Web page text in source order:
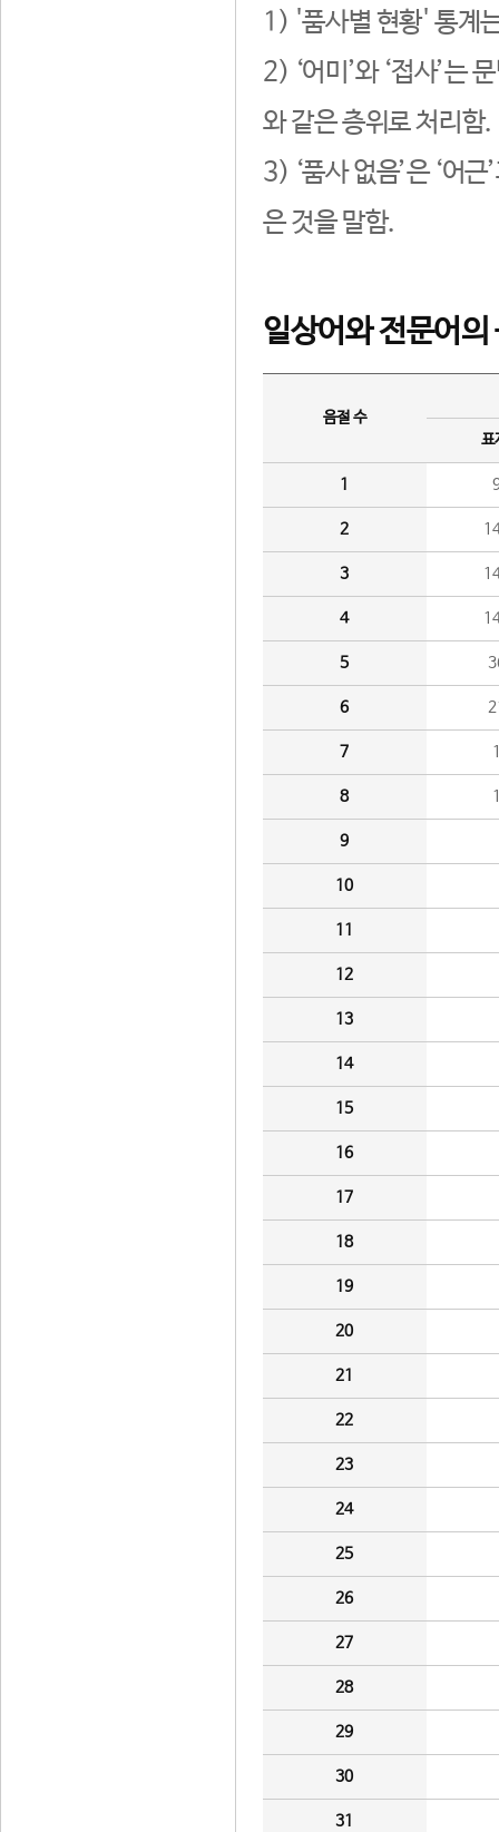
1) '품사별 현황' 통계
2) ‘어미’와 ‘접사’는
와 같은 층위로 처리함.
3) ‘품사 없음’은 ‘어
은 것을 말함.
일상어와 전문어의
음절 수
표
1
2
3
4
5
6
7
8
9
10
11
12
13
14
15
16
17
18
19
20
21
22
23
24
25
26
27
28
29
30
31